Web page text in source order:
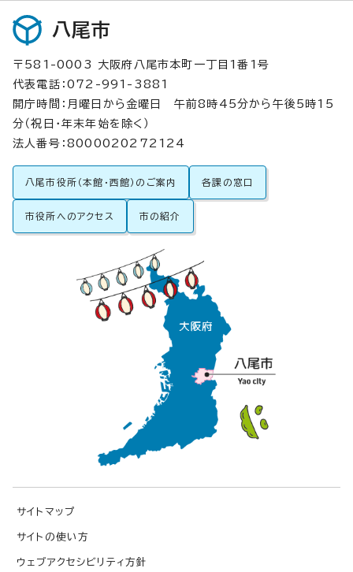
八尾市
〒581-0003 大阪府八尾市本町一丁目1番1号
代表電話：072-991-3881
開庁時間：月曜日から金曜日 午前8時45分から午後5時15
分（祝日・年末年始を除く）
法人番号：8000020272124
八尾市役所（本館・西館）のご案内 各課の窓口
市役所へのアクセス 市の紹介
サイトマップ
サイトの使い方
ウェブアクセシビリティ方針